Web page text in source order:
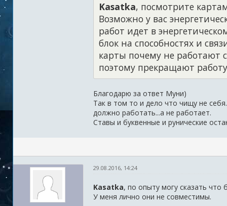
Kasatka, посмотрите
Возможно у вас
работ идет в
блок на способностях и
карты почему не работают
поэтому прекращают
Благодарю за ответ Муни)
Так в том то и дело что чищу не
должно работать...а не работает.
Ставы и буквенные и рунические
29.08.2016, 14:24
Kasatka, по опыту могу сказать что
У меня лично они не совместимы.